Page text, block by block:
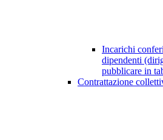
Incarichi
dipendenti
pubblicare in
Contrattazione